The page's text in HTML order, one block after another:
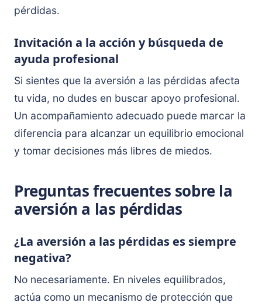
pérdidas.
Invitación a la acción y búsqueda de
ayuda profesional
Si sientes que la aversión a las pérdidas afecta
tu vida, no dudes en buscar apoyo profesional.
Un acompañamiento adecuado puede marcar la
diferencia para alcanzar un equilibrio emocional
y tomar decisiones más libres de miedos.
Preguntas frecuentes sobre la
aversión a las pérdidas
¿La aversión a las pérdidas es siempre
negativa?
No necesariamente. En niveles equilibrados,
actúa como un mecanismo de protección que